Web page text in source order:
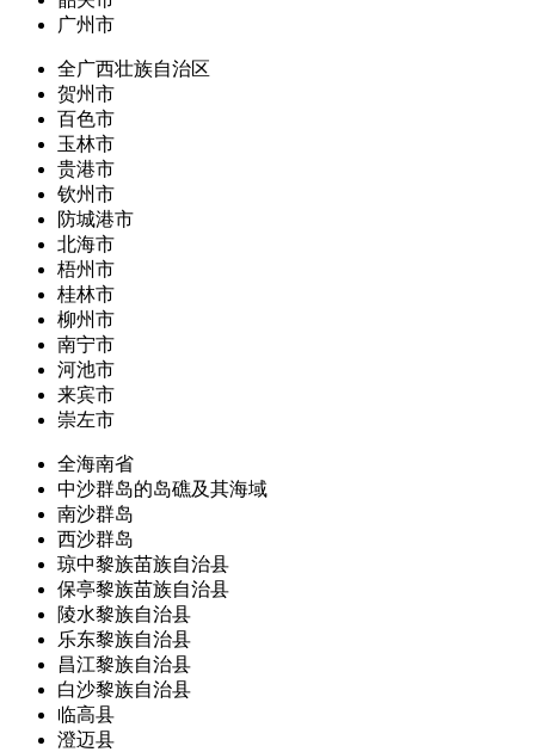
广州市
全广西壮族自治区
贺州市
百色市
玉林市
贵港市
钦州市
防城港市
北海市
梧州市
桂林市
柳州市
南宁市
河池市
来宾市
崇左市
全海南省
中沙群岛的岛礁及其海域
南沙群岛
西沙群岛
琼中黎族苗族自治县
保亭黎族苗族自治县
陵水黎族自治县
乐东黎族自治县
昌江黎族自治县
白沙黎族自治县
临高县
澄迈县